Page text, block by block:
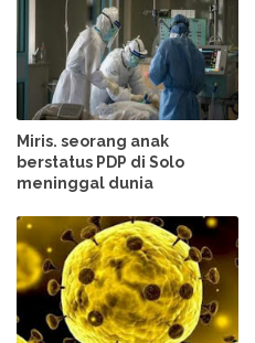
Miris. seorang anak
berstatus PDP di Solo
meninggal dunia